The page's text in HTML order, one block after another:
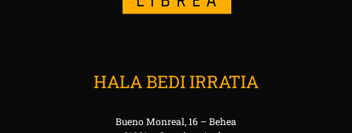
HALA BEDI IRRATIA
Bueno Monreal, 16 – Behea